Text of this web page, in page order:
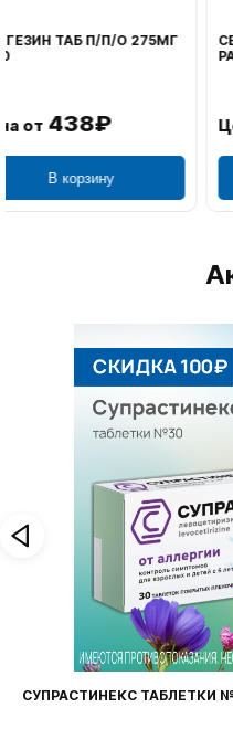
ВОЛЬТАРЕН ЭМУЛЬГЕЛЬ
Цена от1 106₽
В корзину
ФАРИНГОСЕПТ ТАБЛЕТКИ